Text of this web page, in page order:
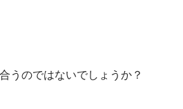
うのではないでしょうか？